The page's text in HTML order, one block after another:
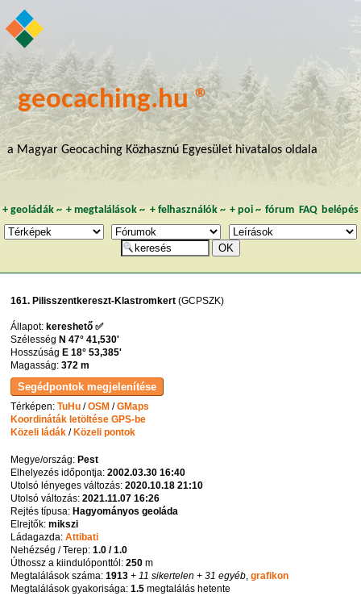
geocaching.hu ®
a Magyar Geocaching Közhasznú Egyesület hivatalos oldala
+ geoládák~ +megtalálások ~ + felhasználók~ + poi~ fórum FAQ belépés
161. Pilisszentkereszt-Klastromkert (GCPSZK)
Állapot: kereshető ✅
Szélesség N 47° 41,530'
Hosszúság E 18° 53,385'
Magasság:372 m
Térképen:TuHu /OSM /GMaps
Koordináták letöltése GPS-be
Közeli ládák / Közeli pontok
Megye/ország: Pest
Elhelyezés időpontja:2002.03.30 16:40
Utolsó lényeges változás:2020.10.18 21:10
Utolsó változás:2021.11.07 16:26
Rejtés típusa: Hagyományos geoláda
Elrejtők:mikszi
Ládagazda:Attibati
Nehézség / Terep:1.0 / 1.0
Úthossz a kiindulóponttól:250 m
Megtalálások száma:1913 + 11 sikertelen + 31 egyéb,grafikon
Megtalálások gyakorisága:1.5 megtalálás hetente